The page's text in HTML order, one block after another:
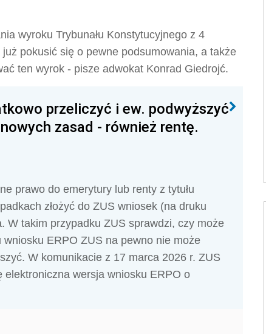
wyroku Trybunału Konstytucyjnego z 4
pokusić się o pewne podsumowania, a także
ten wyrok - pisze adwokat Konrad Giedrojć.
przeliczyć i ew. podwyższyć
zasad - również rentę.
prawo do emerytury lub renty z tytułu
złożyć do ZUS wniosek (na druku
W takim przypadku ZUS sprawdzi, czy może
ERPO ZUS na pewno nie może
W komunikacie z 17 marca 2026 r. ZUS
elektroniczna wersja wniosku ERPO o